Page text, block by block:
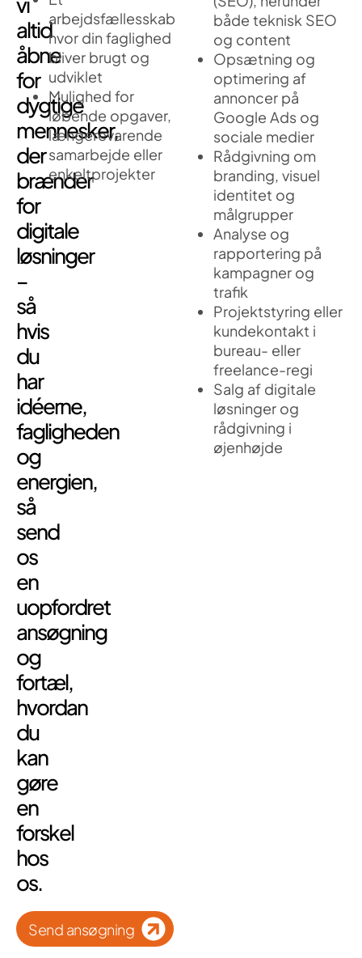
altid
åbne
for
dygtige
mennesker,
der
brænder
for
digitale
løsninger
–
så
hvis
du
har
idéerne,
fagligheden
og
energien,
så
send
os
en
uopfordret
ansøgning
og
fortæl,
hvordan
du
kan
gøre
en
forskel
hos
os.
Send ansøgning
arbejdsfællesskab
hvor din faglighed
bliver brugt og
udviklet
Mulighed for
løbende opgaver,
længerevarende
samarbejde eller
enkeltprojekter
både teknisk SEO
og content
Opsætning og
optimering af
annoncer på
Google Ads og
sociale medier
Rådgivning om
branding, visuel
identitet og
målgrupper
Analyse og
rapportering på
kampagner og
trafik
Projektstyring eller
kundekontakt i
bureau- eller
freelance-regi
Salg af digitale
løsninger og
rådgivning i
øjenhøjde